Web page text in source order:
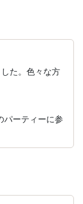
た。色々な方
ーティーに参